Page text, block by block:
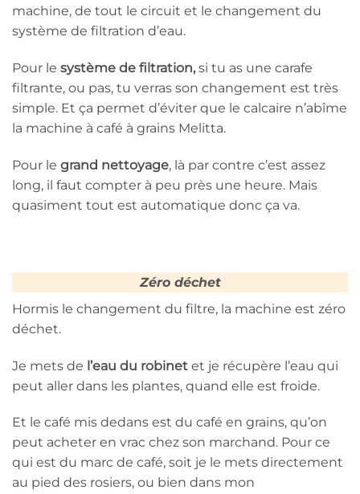
machine, de tout le circuit et le changement du
système de filtration d’eau.
Pour le système de filtration, si tu as une carafe
filtrante, ou pas, tu verras son changement est très
simple. Et ça permet d’éviter que le calcaire n’abîme
la machine à café à grains Melitta.
Pour le grand nettoyage, là par contre c’est assez
long, il faut compter à peu près une heure. Mais
quasiment tout est automatique donc ça va.
Zéro déchet
Hormis le changement du filtre, la machine est zéro
déchet.
Je mets de l’eau du robinet et je récupère l’eau qui
peut aller dans les plantes, quand elle est froide.
Et le café mis dedans est du café en grains, qu’on
peut acheter en vrac chez son marchand. Pour ce
qui est du marc de café, soit je le mets directement
au pied des rosiers, ou bien dans mon